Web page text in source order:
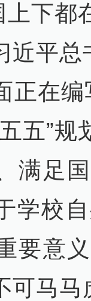
上下都
近平
正在
五”
满足
学校
要意
可马